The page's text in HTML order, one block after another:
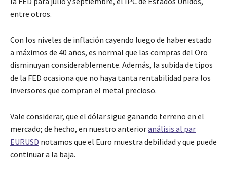
entre otros.
Con los niveles de inflación cayendo luego de haber estado
a máximos de 40 años, es normal que las compras del Oro
disminuyan considerablemente. Además, la subida de tipos
de la FED ocasiona que no haya tanta rentabilidad para los
inversores que compran el metal precioso.
Vale considerar, que el dólar sigue ganando terreno en el
mercado; de hecho, en nuestro anterioranálisis al par
EURUSD notamos que el Euro muestra debilidad y que puede
continuar a la baja.